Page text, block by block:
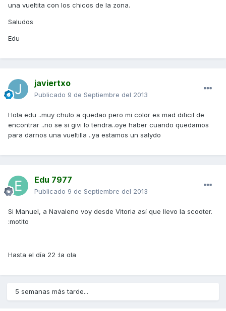
una vueltita con los chicos de la zona.
Saludos
Edu
javiertxo
Publicado 9 de Septiembre del 2013
Hola edu ..muy chulo a quedao pero mi color es mad dificil de
encontrar ..no se si givi lo tendra..oye haber cuando quedamos
para darnos una vueltilla ..ya estamos un salydo
Edu 7977
Publicado 9 de Septiembre del 2013
Si Manuel, a Navaleno voy desde Vitoria así que llevo la scooter.
:motito
Hasta el día 22 :la ola
5 semanas más tarde...